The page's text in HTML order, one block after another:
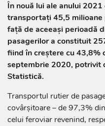
În nouă lui ale anului
transportați 45,5
față de aceeași perioadă
pasagerilor a constituit
fiind în creştere cu 43,8%
septembrie 2020, potrivit
Statistică.
Transportul rutier de
covârșitoare – de 97,3%
celui feroviar revenind,